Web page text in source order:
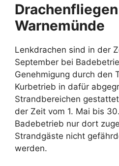
Warnemünde
Lenkdrachen sind in der
September bei
Genehmigung durch den
Kurbetrieb in dafür
Strandbereichen
der Zeit vom 1. Mai bis
Badebetrieb nur dort
Strandgäste nicht
werden.